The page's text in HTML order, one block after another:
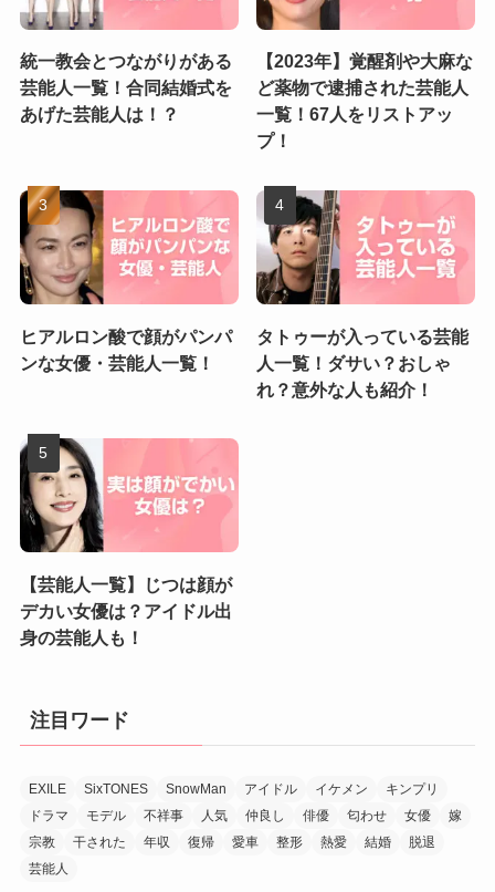
統一教会とつながりがある
芸能人一覧！合同結婚式を
あげた芸能人は！？
【2023年】覚醒剤や大麻な
ど薬物で逮捕された芸能人
一覧！67人をリストアッ
プ！
ヒアルロン酸で顔がパンパ
ンな女優・芸能人一覧！
タトゥーが入っている芸能
人一覧！ダサい？おしゃ
れ？意外な人も紹介！
【芸能人一覧】じつは顔が
デカい女優は？アイドル出
身の芸能人も！
注目ワード
EXILE SixTONES SnowMan アイドル イケメン
キンプリ
ドラマ
モデル 不祥事 人気 仲良し 俳優 匂わせ 女優
嫁
宗教
干された 年収 復帰 愛車 整形 熱愛 結婚
脱退
芸能人